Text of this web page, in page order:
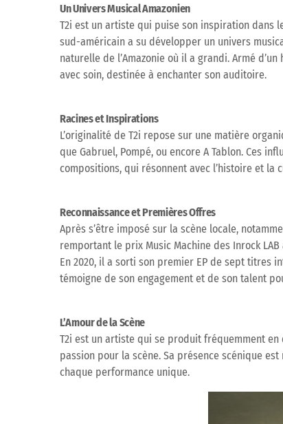
Un Univers Musical Amazonien
T2i est un artiste qui puise son inspiration dans
sud-américain a su développer un univers
naturelle de l’Amazonie où il a grandi. Armé
avec soin, destinée à enchanter son auditoire.
Racines et Inspirations
L’originalité de T2i repose sur une matière
que Gabruel, Pompé, ou encore A Tablon. Ces
compositions, qui résonnent avec l’histoire et la
Reconnaissance et Premières Offres
Après s’être imposé sur la scène locale,
remportant le prix Music Machine des Inrock
En 2020, il a sorti son premier EP de sept titres
témoigne de son engagement et de son talent
L’Amour de la Scène
T2i est un artiste qui se produit fréquemment
passion pour la scène. Sa présence scénique
chaque performance unique.